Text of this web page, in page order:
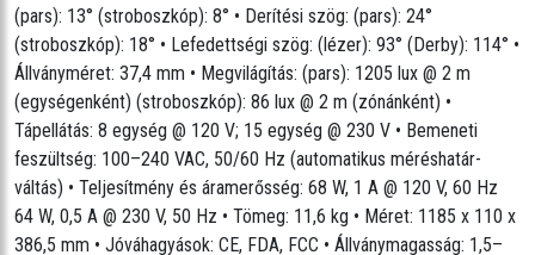
(pars): 13° (stroboszkóp): 8° • Derítési szög: (pars): 24°
(stroboszkóp): 18° • Lefedettségi szög: (lézer): 93° (Derby): 114° •
Állványméret: 37,4 mm • Megvilágítás: (pars): 1205 lux @ 2 m
(egységenként) (stroboszkóp): 86 lux @ 2 m (zónánként) •
Tápellátás: 8 egység @ 120 V; 15 egység @ 230 V • Bemeneti
feszültség: 100–240 VAC, 50/60 Hz (automatikus méréshatár-
váltás) • Teljesítmény és áramerősség: 68 W, 1 A @ 120 V, 60 Hz
64 W, 0,5 A @ 230 V, 50 Hz • Tömeg: 11,6 kg • Méret: 1185 x 110 x
386,5 mm • Jóváhagyások: CE, FDA, FCC • Állványmagasság: 1,5–